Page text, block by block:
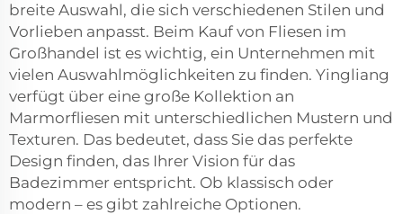
breite Auswahl, die sich verschiedenen Stilen und
Vorlieben anpasst. Beim Kauf von Fliesen im
Großhandel ist es wichtig, ein Unternehmen mit
vielen Auswahlmöglichkeiten zu finden. Yingliang
verfügt über eine große Kollektion an
Marmorfliesen mit unterschiedlichen Mustern und
Texturen. Das bedeutet, dass Sie das perfekte
Design finden, das Ihrer Vision für das
Badezimmer entspricht. Ob klassisch oder
modern – es gibt zahlreiche Optionen.